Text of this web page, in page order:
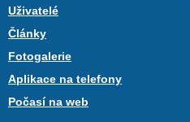
Uživatelé
Články
Fotogalerie
Aplikace na telefony
Počasí na web